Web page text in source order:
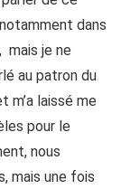
dans
mais je ne
au patron du
m’a laissé me
pour le
nous
mais une fois